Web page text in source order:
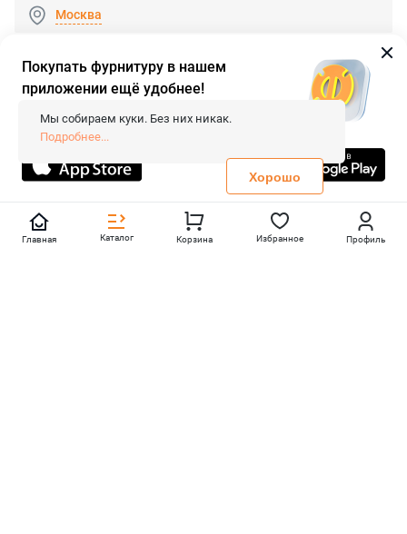
Москва
© 2026 «FieraShop.ru»
Сопровождение сайта
- Вебформат.
Все права защищены.
Не является публичной офертой
Политика конфиденциальности
Главная Каталог Корзина Избранное Профиль
Покупать фурнитуру в нашем
приложении ещё удобнее!
Мы собираем куки. Без них никак.
Подробнее...
Хорошо